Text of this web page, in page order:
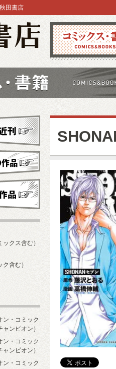
コミックス
田書店
ックス含む）
ク含む）
ン・コミック
ンピオン）
ン・コミック
ンピオン）
ン・コミック